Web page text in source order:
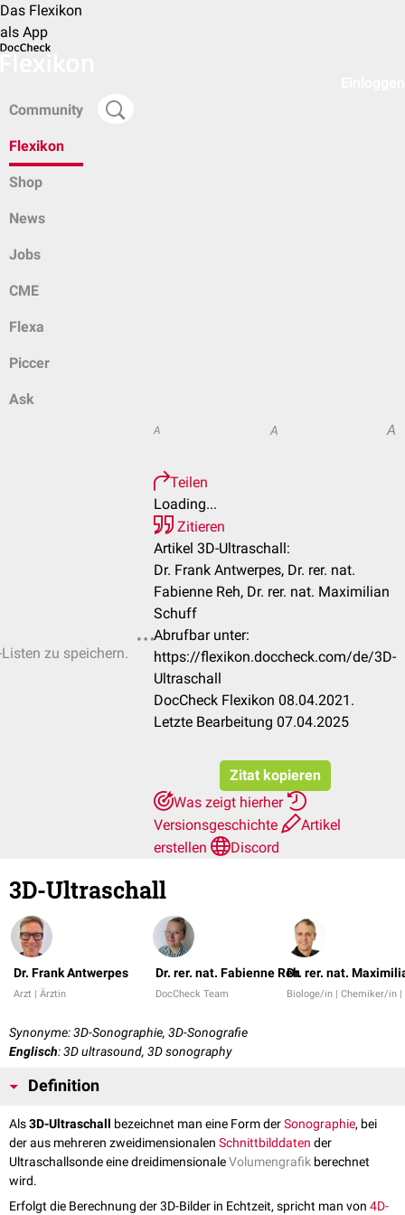
Das Flexikon
als App
Community
Flexikon
Shop
News
Jobs
CME
Flexa
Piccer
Ask
zu speichern.
A A A
Teilen
Loading...
Zitieren
Artikel 3D-Ultraschall:
Dr. Frank Antwerpes, Dr. rer. nat.
Fabienne Reh, Dr. rer. nat. Maximilian
Schuff
Abrufbar unter:
https://flexikon.doccheck.com/de/3D-
Ultraschall
DocCheck Flexikon 08.04.2021.
Letzte Bearbeitung 07.04.2025
Zitat kopieren
Was zeigt hierher
Versionsgeschichte
Artikel
erstellen
Discord
3D-Ultraschall
Dr. Frank Antwerpes
Arzt | Ärztin
Dr. rer. nat. Fabienne Reh
DocCheck Team
Dr. rer. nat.
Biologe/in | Chemiker/in
Synonyme: 3D-Sonographie, 3D-Sonografie
Englisch: 3D ultrasound, 3D sonography
Definition
Als3D-Ultraschall bezeichnet man eine Form derSonographie, bei
der aus mehreren zweidimensionalen Schnittbilddaten der
Ultraschallsonde eine dreidimensionaleVolumengrafik berechnet
wird.
Erfolgt die Berechnung der 3D-Bilder in Echtzeit, spricht man von 4D-